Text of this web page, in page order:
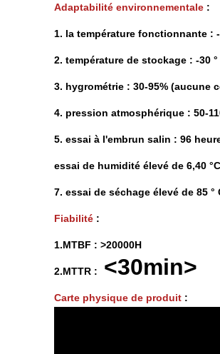
Adaptabilité environnementale :
1. la température fonctionnante : -
2. température de stockage : -30 °
3. hygrométrie : 30-95% (aucune
4. pression atmosphérique : 50-
5. essai à l'embrun salin : 96
essai de humidité élevé de 6,40
7. essai de séchage élevé de 85 °
Fiabilité :
1.MTBF : >20000H
2.MTTR : <30min>
Carte physique de produit :